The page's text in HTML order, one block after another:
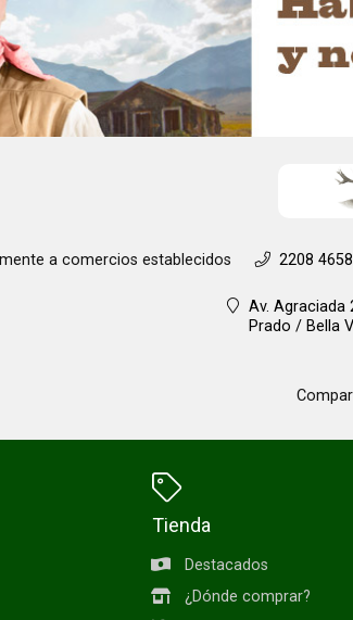
a comercios establecidos 2208 4658
Av. Agraciada
Prado / Bella
Tienda
Destacados
¿Dónde comprar?